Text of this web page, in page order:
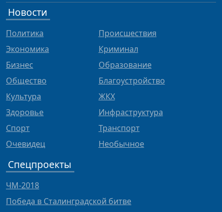
Новости
Политика
Экономика
Бизнес
Общество
Культура
Здоровье
Спорт
Очевидец
Происшествия
Криминал
Образование
Благоустройство
ЖКХ
Инфраструктура
Транспорт
Необычное
Спецпроекты
ЧМ-2018
Победа в Сталинградской битве